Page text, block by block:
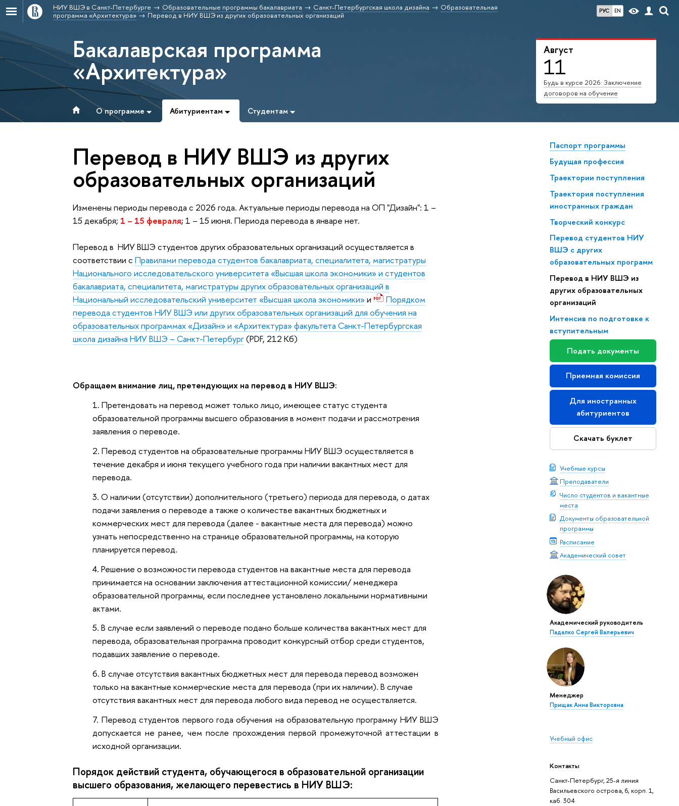
РУС EN
НИУ ВШЭ в Санкт-Петербурге Образовательные программы бакалавриата Санкт-Петербургская школа дизайна
Образовательная
программа «Архитектура»
Перевод в НИУ ВШЭ из других образовательных организаций
Август
11
Будь в курсе 2026: Заключение
договоров на обучение
Бакалаврская программа
«Архитектура»
О программе Абитуриентам Студентам
Паспорт программы
Будущая профессия
Траектории поступления
Траектория поступления
иностранных граждан
Творческий конкурс
Перевод студентов НИУ
ВШЭ с других
образовательных программ
Перевод в НИУ ВШЭ из
других образовательных
организаций
Интенсив по подготовке к
вступительным
Подать документы
Приемная комиссия
Для иностранных
абитуриентов
Скачать буклет
Учебные курсы
Преподаватели
Число студентов и вакантные
места
Документы образовательной
программы
Расписание
Академический совет
Академический руководитель
Падалко Сергей Валерьевич
Менеджер
Прищак Анна Викторовна
Учебный офис
Контакты
Санкт-Петербург, 25-я линия
Васильевского острова, 6, корп. 1,
каб. 304
Перевод в НИУ ВШЭ из других
образовательных организаций
Изменены периоды перевода с 2026 года. Актуальные периоды перевода на ОП "Дизайн":1 –
15 декабря;1 – 15 февраля; 1 – 15 июня. Периода перевода в январе нет.
Перевод в НИУ ВШЭ студентов других образовательных организаций осуществляется в
соответствии сПравилами перевода студентов бакалавриата, специалитета, магистратуры
Национального исследовательского университета «Высшая школа экономики» и студентов
бакалавриата, специалитета, магистратуры других образовательных организаций в
Национальный исследовательский университет «Высшая школа экономики»и
Порядком
перевода студентов НИУ ВШЭ или других образовательных организаций для обучения на
образовательных программах «Дизайн» и «Архитектура» факультета Санкт-Петербургская
школа дизайна НИУ ВШЭ – Санкт-Петербург(PDF, 212 Кб)
Обращаем внимание лиц, претендующих на перевод в НИУ ВШЭ:
Претендовать на перевод может только лицо, имеющее статус студента
образовательной программы высшего образования в момент подачи и рассмотрения
заявления о переводе.
Перевод студентов на образовательные программы НИУ ВШЭ осуществляется в
течение декабря и июня текущего учебного года при наличии вакантных мест для
перевода.
О наличии (отсутствии) дополнительного (третьего) периода для перевода, о датах
подачи заявления о переводе а также о количестве вакантных бюджетных и
коммерческих мест для перевода (далее - вакантные места для перевода) можно
узнать непосредственно на странице образовательной программы, на которую
планируется перевод.
Решение о возможности перевода студентов на вакантные места для перевода
принимается на основании заключения аттестационной комиссии/ менеджера
образовательной программы, если последнее установлено локальными нормативными
актами.
В случае если заявлений о переводе подано больше количества вакантных мест для
перевода, образовательная программа проводит конкурсный отбор среди студентов,
подавших заявление о переводе.
В случае отсутствия вакантных бюджетных мест для перевода перевод возможен
только на вакантные коммерческие места для перевода (при их наличии). В случае
отсутствия вакантных мест для перевода любого вида перевод не осуществляется.
Перевод студентов первого года обучения на образовательную программу НИУ ВШЭ
допускается не ранее, чем после прохождения первой промежуточной аттестации в
исходной организации.
Порядок действий студента, обучающегося в образовательной организации
высшего образования, желающего перевестись в НИУ ВШЭ: